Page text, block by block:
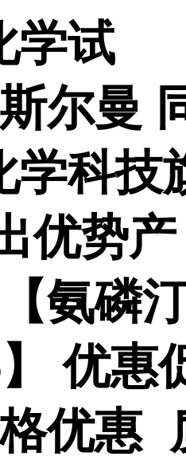
学试
尔曼
学科技
优势产
氨磷
优惠
优惠